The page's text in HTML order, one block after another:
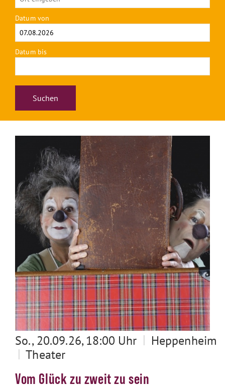
Datum von
Datum bis
So., 20.09.26, 18:00 Uhr | Heppenheim
| Theater
Vom Glück zu zweit zu sein